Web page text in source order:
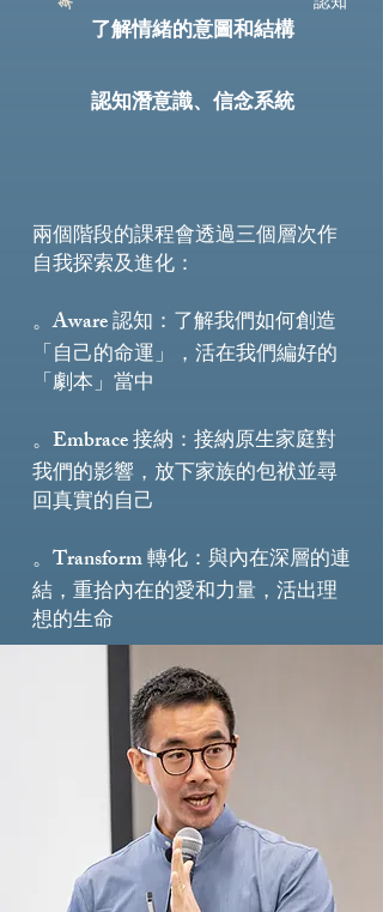
了解情緒的意圖和結構
認知潛意識、信念系統
​
兩個階段的課程會透過三個層次作
自我探索及進化：
。Aware 認知： 了解我們如何創造
「自己的命運」，活在我們編好的
「劇本」當中
。 Embrace 接納： 接納原生家庭對
我們的影響，放下家族的包袱並尋
回真實的自己
。 Transform 轉化： 與內在深層的連
結，重拾內在的愛和力量，活出理
想的生命